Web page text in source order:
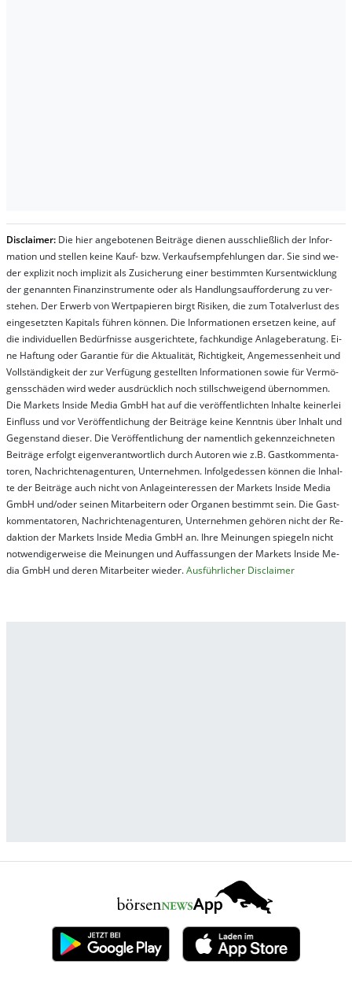
Dis­clai­mer: Die hier an­ge­bo­te­nen Bei­trä­ge die­nen aus­schließ­lich der In­for­
ma­t­ion und stel­len kei­ne Kauf- bzw. Ver­kaufs­em­pfeh­lung­en dar. Sie sind we­
der ex­pli­zit noch im­pli­zit als Zu­sich­er­ung ei­ner be­stim­mt­en Kurs­ent­wick­lung
der ge­nan­nt­en Fi­nanz­in­stru­men­te oder als Handl­ungs­auf­for­der­ung zu ver­
steh­en. Der Er­werb von Wert­pa­pier­en birgt Ri­si­ken, die zum To­tal­ver­lust des
ein­ge­setz­ten Ka­pi­tals füh­ren kön­nen. Die In­for­ma­tion­en er­setz­en kei­ne, auf
die in­di­vi­du­el­len Be­dür­fnis­se aus­ge­rich­te­te, fach­kun­di­ge An­la­ge­be­ra­tung. Ei­
ne Haf­tung oder Ga­ran­tie für die Ak­tu­ali­tät, Rich­tig­keit, An­ge­mes­sen­heit und
Vol­lständ­ig­keit der zur Ver­fü­gung ge­stel­lt­en In­for­ma­tion­en so­wie für Ver­mö­
gens­schä­den wird we­der aus­drück­lich noch stil­lschwei­gend über­nom­men.
Die Mar­kets In­side Me­dia GmbH hat auf die ver­öf­fent­lich­ten In­hal­te kei­ner­lei
Ein­fluss und vor Ver­öf­fent­lich­ung der Bei­trä­ge kei­ne Ken­nt­nis über In­halt und
Ge­gen­stand die­ser. Die Ver­öf­fent­lich­ung der na­ment­lich ge­kenn­zeich­net­en
Bei­trä­ge er­folgt ei­gen­ver­ant­wort­lich durch Au­tor­en wie z.B. Gast­kom­men­ta­
tor­en, Nach­richt­en­ag­en­tur­en, Un­ter­neh­men. In­fol­ge­des­sen kön­nen die In­hal­
te der Bei­trä­ge auch nicht von An­la­ge­in­te­res­sen der Mar­kets In­side Me­dia
GmbH und/oder sei­nen Mit­ar­bei­tern oder Or­ga­nen be­stim­mt sein. Die Gast­
kom­men­ta­tor­en, Nach­rich­ten­ag­en­tur­en, Un­ter­neh­men ge­hör­en nicht der Re­
dak­tion der Mar­kets In­side Me­dia GmbH an. Ihre Mei­nung­en spie­geln nicht
not­wen­di­ger­wei­se die Mei­nung­en und Auf­fas­sung­en der Mar­kets In­side Me­
dia GmbH und de­ren Mit­ar­bei­ter wie­der.Aus­führ­lich­er Dis­clai­mer